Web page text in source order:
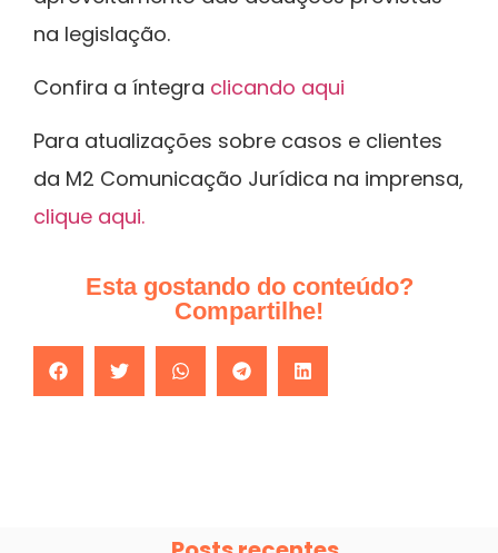
na legislação.
Confira a íntegra clicando aqui
Para atualizações sobre casos e clientes
da M2 Comunicação Jurídica na imprensa,
clique aqui.
Esta gostando do conteúdo?
Compartilhe!